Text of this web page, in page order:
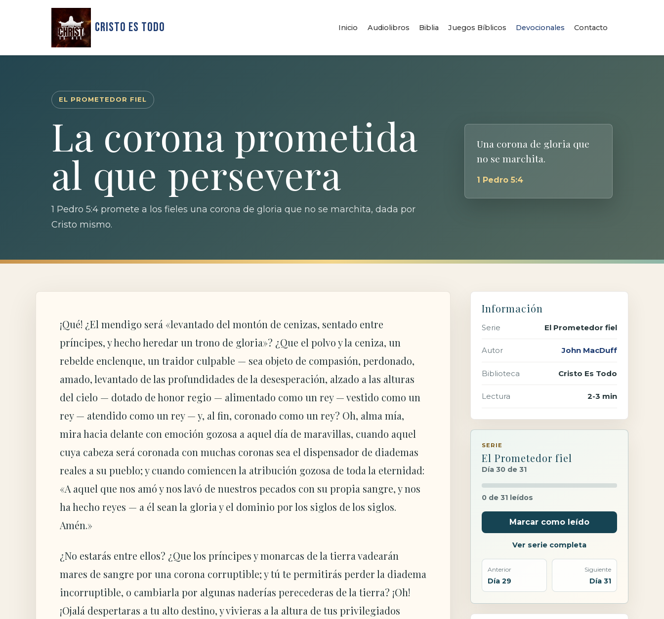
Cristo Es Todo Inicio Audiolibros Biblia Juegos Bíblicos Devocionales Contacto
EL PROMETEDOR FIEL
La corona prometida
al que persevera
1 Pedro 5:4 promete a los fieles una corona de gloria que no se marchita, dada por
Cristo mismo.
Una corona de gloria que
no se marchita.
1 Pedro 5:4
¡Qué! ¿El mendigo será «levantado del montón de cenizas, sentado entre
príncipes, y hecho heredar un trono de gloria»? ¿Que el polvo y la ceniza, un
rebelde enclenque, un traidor culpable — sea objeto de compasión, perdonado,
amado, levantado de las profundidades de la desesperación, alzado a las alturas
del cielo — dotado de honor regio — alimentado como un rey — vestido como un
rey — atendido como un rey — y, al fin, coronado como un rey? Oh, alma mía,
mira hacia delante con emoción gozosa a aquel día de maravillas, cuando aquel
cuya cabeza será coronada con muchas coronas sea el dispensador de diademas
reales a su pueblo; y cuando comiencen la atribución gozosa de toda la eternidad:
«A aquel que nos amó y nos lavó de nuestros pecados con su propia sangre, y nos
ha hecho reyes — a él sean la gloria y el dominio por los siglos de los siglos.
Amén.»
¿No estarás entre ellos? ¿Que los príncipes y monarcas de la tierra vadearán
mares de sangre por una corona corruptible; y tú te permitirás perder la diadema
incorruptible, o cambiarla por algunas naderías perecederas de la tierra? ¡Oh!
¡Ojalá despertaras a tu alto destino, y vivieras a la altura de tus privilegiados
Información
Serie El Prometedor fiel
Autor John MacDuff
Biblioteca Cristo Es Todo
Lectura 2-3 min
SERIE
El Prometedor fiel
Día 30 de 31
0 de 31 leídos
Marcar como leído
Ver serie completa
Anterior
Día 29
Siguiente
Día 31